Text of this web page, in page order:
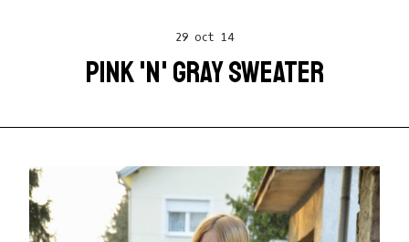
29 oct 14
PINK 'N' GRAY SWEATER